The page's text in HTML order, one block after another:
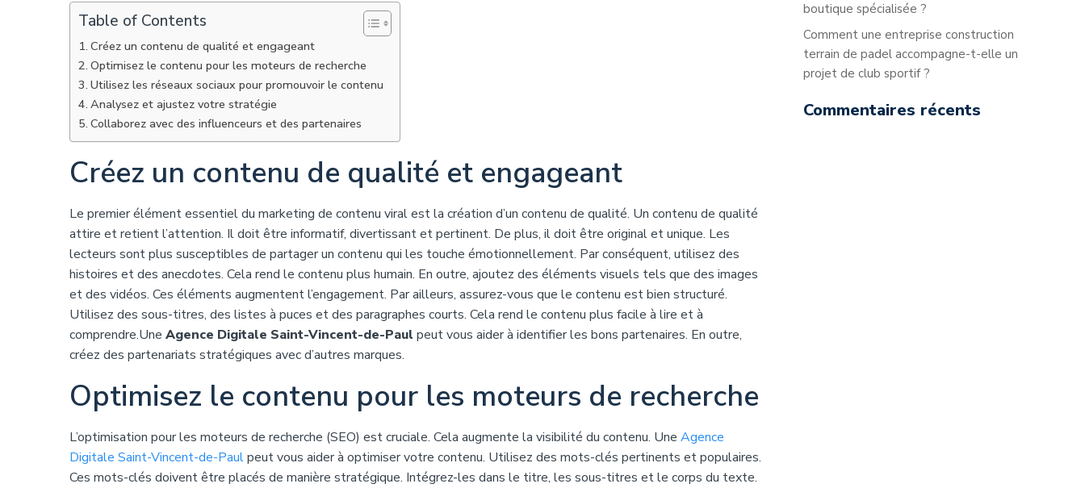
Table of Contents
Créez un contenu de qualité et engageant
Optimisez le contenu pour les moteurs de recherche
Utilisez les réseaux sociaux pour promouvoir le contenu
Analysez et ajustez votre stratégie
Collaborez avec des influenceurs et des partenaires
Créez un contenu de qualité et engageant
Le premier élément essentiel du marketing de contenu viral est la création d’un contenu de qualité. Un contenu de qualité
attire et retient l’attention. Il doit être informatif, divertissant et pertinent. De plus, il doit être original et unique. Les
lecteurs sont plus susceptibles de partager un contenu qui les touche émotionnellement. Par conséquent, utilisez des
histoires et des anecdotes. Cela rend le contenu plus humain. En outre, ajoutez des éléments visuels tels que des images
et des vidéos. Ces éléments augmentent l’engagement. Par ailleurs, assurez-vous que le contenu est bien structuré.
Utilisez des sous-titres, des listes à puces et des paragraphes courts. Cela rend le contenu plus facile à lire et à
comprendre.Une Agence Digitale Saint-Vincent-de-Paul peut vous aider à identifier les bons partenaires. En outre,
créez des partenariats stratégiques avec d’autres marques.
Optimisez le contenu pour les moteurs de recherche
L’optimisation pour les moteurs de recherche (SEO) est cruciale. Cela augmente la visibilité du contenu. Une Agence
Digitale Saint-Vincent-de-Paulpeut vous aider à optimiser votre contenu. Utilisez des mots-clés pertinents et populaires.
Ces mots-clés doivent être placés de manière stratégique. Intégrez-les dans le titre, les sous-titres et le corps du texte.
boutique spécialisée ?
Comment une entreprise construction
terrain de padel accompagne-t-elle un
projet de club sportif ?
Commentaires récents